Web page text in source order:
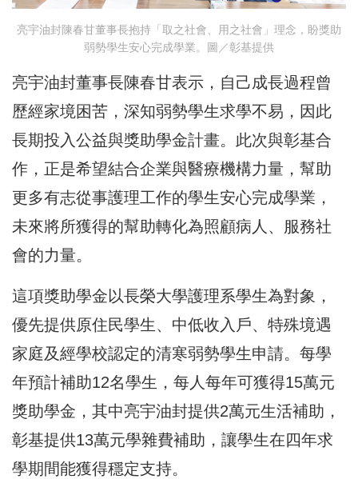
亮宇油封陳春甘董事長抱持「取之社會、用之社會」理念，盼獎助
弱勢學生安心完成學業。圖／彰基提供
亮宇油封董事長陳春甘表示，自己成長過程曾
歷經家境困苦，深知弱勢學生求學不易，因此
長期投入公益與獎助學金計畫。此次與彰基合
作，正是希望結合企業與醫療機構力量，幫助
更多有志從事護理工作的學生安心完成學業，
未來將所獲得的幫助轉化為照顧病人、服務社
會的力量。
這項獎助學金以長榮大學護理系學生為對象，
優先提供原住民學生、中低收入戶、特殊境遇
家庭及經學校認定的清寒弱勢學生申請。每學
年預計補助12名學生，每人每年可獲得15萬元
獎助學金，其中亮宇油封提供2萬元生活補助，
彰基提供13萬元學雜費補助，讓學生在四年求
學期間能獲得穩定支持。